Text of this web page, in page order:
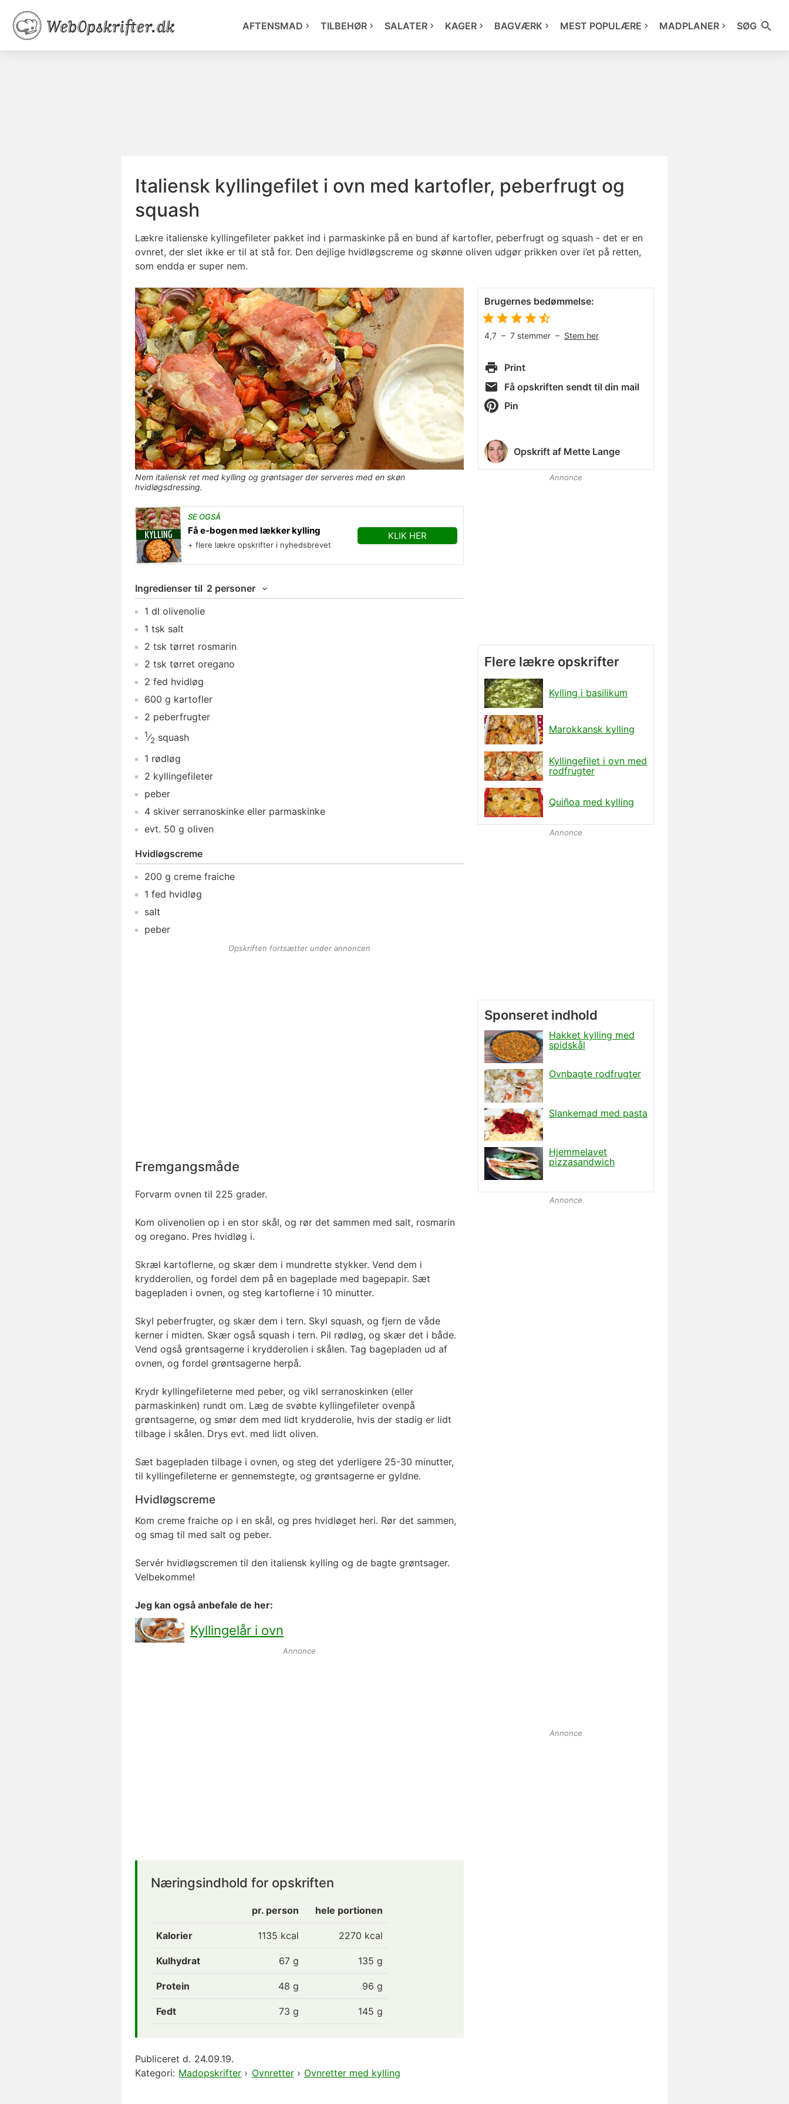
AFTENSMAD TILBEHØR SALATER KAGER BAGVÆRK MEST POPULÆRE MADPLANER SØG
Italiensk kyllingefilet i ovn med kartofler, peberfrugt og
squash
Lækre italienske kyllingefileter pakket ind i parmaskinke på en bund af kartofler, peberfrugt og squash - det er en
ovnret, der slet ikke er til at stå for. Den dejlige hvidløgscreme og skønne oliven udgør prikken over i’et på retten,
som endda er super nem.
Nem italiensk ret med kylling og grøntsager der serveres med en skøn
hvidløgsdressing.
SE OGSÅ
Få e-bogen med lækker kylling
+ flere lækre opskrifter i nyhedsbrevet
KLIK HER
Ingredienser til 2 personer
1 dl olivenolie
1 tsk salt
2 tsk tørret rosmarin
2 tsk tørret oregano
2 fed hvidløg
600 g kartofler
2 peberfrugter
1⁄2 squash
1 rødløg
2 kyllingefileter
peber
4 skiver serranoskinke eller parmaskinke
evt. 50 g oliven
Hvidløgscreme
200 g creme fraiche
1 fed hvidløg
salt
peber
Opskriften fortsætter under annoncen
Fremgangsmåde
Forvarm ovnen til 225 grader.
Kom olivenolien op i en stor skål, og rør det sammen med salt, rosmarin
og oregano. Pres hvidløg i.
Skræl kartoflerne, og skær dem i mundrette stykker. Vend dem i
krydderolien, og fordel dem på en bageplade med bagepapir. Sæt
bagepladen i ovnen, og steg kartoflerne i 10 minutter.
Skyl peberfrugter, og skær dem i tern. Skyl squash, og fjern de våde
kerner i midten. Skær også squash i tern. Pil rødløg, og skær det i både.
Vend også grøntsagerne i krydderolien i skålen. Tag bagepladen ud af
ovnen, og fordel grøntsagerne herpå.
Krydr kyllingefileterne med peber, og vikl serranoskinken (eller
parmaskinken) rundt om. Læg de svøbte kyllingefileter ovenpå
grøntsagerne, og smør dem med lidt krydderolie, hvis der stadig er lidt
tilbage i skålen. Drys evt. med lidt oliven.
Sæt bagepladen tilbage i ovnen, og steg det yderligere 25-30 minutter,
til kyllingefileterne er gennemstegte, og grøntsagerne er gyldne.
Hvidløgscreme
Kom creme fraiche op i en skål, og pres hvidløget heri. Rør det sammen,
og smag til med salt og peber.
Servér hvidløgscremen til den italiensk kylling og de bagte grøntsager.
Velbekomme!
Jeg kan også anbefale de her:
Kyllingelår i ovn
Annonce
Næringsindhold for opskriften
pr. person hele portionen
Kalorier 1135 kcal 2270 kcal
Kulhydrat 67 g 135 g
Protein 48 g 96 g
Fedt 73 g 145 g
Publiceret d. 24.09.19.
Kategori: Madopskrifter › Ovnretter› Ovnretter med kylling
Brugernes bedømmelse:
4,7 – 7 stemmer – Stem her
Print
Få opskriften sendt til din mail
Pin
Opskrift af Mette Lange
Annonce
Flere lækre opskrifter
Kylling i basilikum
Marokkansk kylling
Kyllingefilet i ovn med
rodfrugter
Quiñoa med kylling
Annonce
Annonce
Annonce